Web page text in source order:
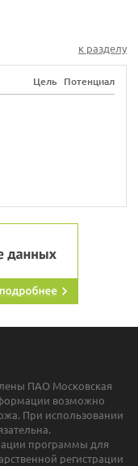
к разделу
Цель Потенциал
ПАО Московская
возможно
При использовании
программы для
регистрации